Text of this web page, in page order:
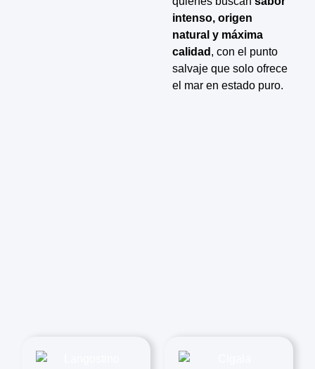
intenso, origen
natural y máxima
calidad , con el punto
salvaje que solo ofrece
el mar en estado puro.